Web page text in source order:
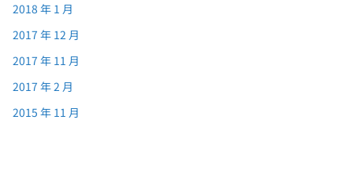
2018 年 1 月
2017 年 12 月
2017 年 11 月
2017 年 2 月
2015 年 11 月